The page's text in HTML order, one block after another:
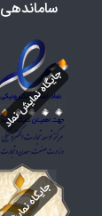
ساماندهی